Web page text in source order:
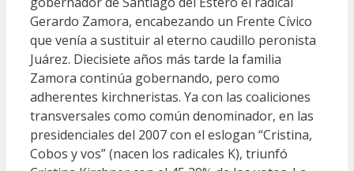
Gerardo Zamora, encabezando un Frente Cívico
que venía a sustituir al eterno caudillo peronista
Juárez. Diecisiete años más tarde la familia
Zamora continúa gobernando, pero como
adherentes kirchneristas. Ya con las coaliciones
transversales como común denominador, en las
presidenciales del 2007 con el eslogan “Cristina,
Cobos y vos” (nacen los radicales K), triunfó